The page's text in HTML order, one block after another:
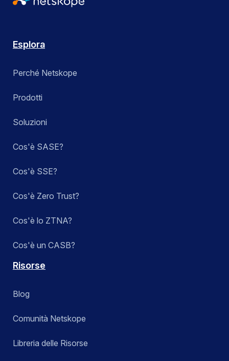
Esplora
Perché Netskope
Prodotti
Soluzioni
Cos'è SASE?
Cos'è SSE?
Cos'è Zero Trust?
Cos'è lo ZTNA?
Cos'è un CASB?
Risorse
Blog
Comunità Netskope
Libreria delle Risorse